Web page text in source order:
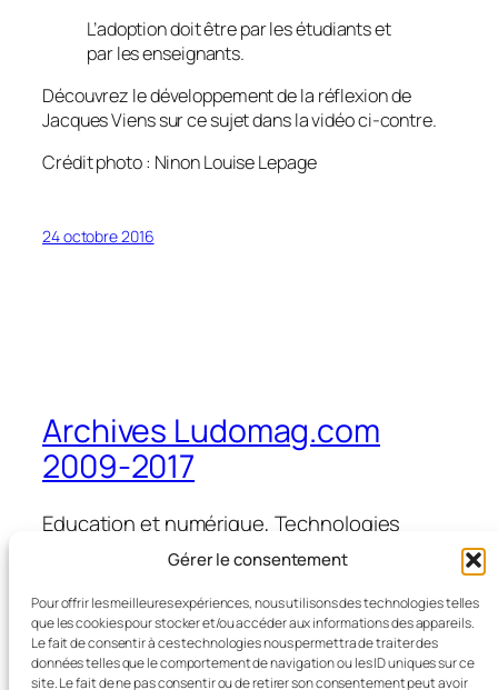
Gérer le consentement
Pour offrir les meilleures expériences, nous utilisons des technologies telles
que les cookies pour stocker et/ou accéder aux informations des appareils.
Le fait de consentir à ces technologies nous permettra de traiter des
données telles que le comportement de navigation ou les ID uniques sur ce
site. Le fait de ne pas consentir ou de retirer son consentement peut avoir
L’adoption doit être par les étudiants et
par les enseignants.
Découvrez le développement de la réflexion de
Jacques Viens sur ce sujet dans la vidéo ci-contre.
Crédit photo : Ninon Louise Lepage
24 octobre 2016
Archives Ludomag.com
2009-2017
Education et numérique, Technologies
d'Apprentissage, e-learning, serious games,
et formation